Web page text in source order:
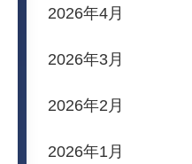
2026年4月
2026年3月
2026年2月
2026年1月